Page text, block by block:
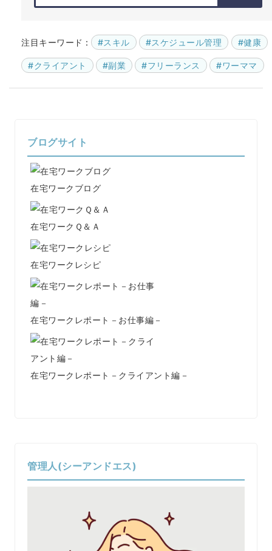
注目キーワード : #スキル #スケジュール管理 #健康
#クライアント #副業 #フリーランス #ワーママ
ブログサイト
在宅ワークブログ
在宅ワークＱ＆Ａ
在宅ワークレシピ
在宅ワークレポート－お仕事編－
在宅ワークレポート－クライアント編－
管理人(シーアンドエス)